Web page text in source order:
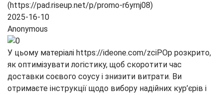
(https://pad.riseup.net/p/promo-r6yrnj08)
2025-16-10
Anonymous
У цьому матеріалі https://ideone.com/zciPOp розкрито,
як оптимізувати логістику, щоб скоротити час
доставки соєвого соусу і знизити витрати. Ви
отримаєте інструкції щодо вибору надійних кур’єрів і